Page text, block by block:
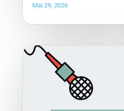
Mai 29, 2026